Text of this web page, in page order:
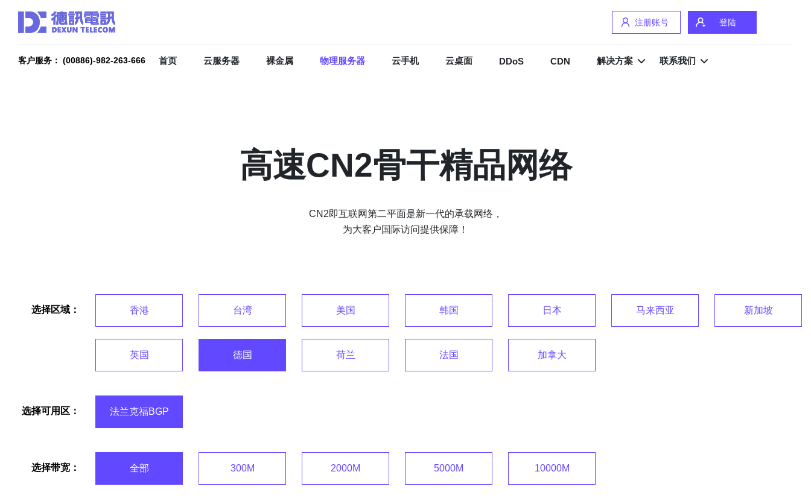
注册账号 登陆
客户服务： (00886)-982-263-666 首页 云服务器 裸金属 物理服务器 云手机 云桌面 DDoS CDN 解决方案 联系我们
高速CN2骨干精品网络
CN2即互联网第二平面是新一代的承载网络，
为大客户国际访问提供保障！
选择区域： 香港 台湾 美国 韩国 日本 马来西亚 新加坡
英国 德国 荷兰 法国 加拿大
选择可用区： 法兰克福BGP
选择带宽： 全部 300M 2000M 5000M 10000M